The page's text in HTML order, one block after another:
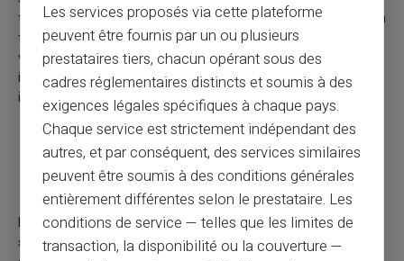
fausses informations pour encourager les gens à croire qu'un
titre relativement peu liquide est susceptible de plonger en
valeur et devrait être vendu. Lorsque ceux qui voient cette
information vendent le titre, le prix s'effondre et les fraudeurs
interviennent pour l'acheter à bas prix.
Arnaque d’accès anticipé à aux prestations
de retraite
Dans la plupart des juridictions, les prestations de retraite ne
sont accessibles qu'une fois qu'un âge minimum de retraite a
Les services proposés via cette plateforme
peuvent être fournis par un ou plusieurs
prestataires tiers, chacun opérant sous des
cadres réglementaires distincts et soumis à des
exigences légales spécifiques à chaque pays.
Chaque service est strictement indépendant des
autres, et par conséquent, des services similaires
peuvent être soumis à des conditions générales
entièrement différentes selon le prestataire. Les
conditions de service — telles que les limites de
transaction, la disponibilité ou la couverture —